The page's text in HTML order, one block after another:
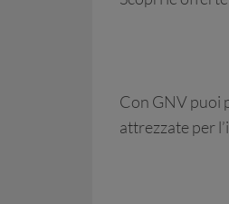
Con GNV puoi
attrezzate per